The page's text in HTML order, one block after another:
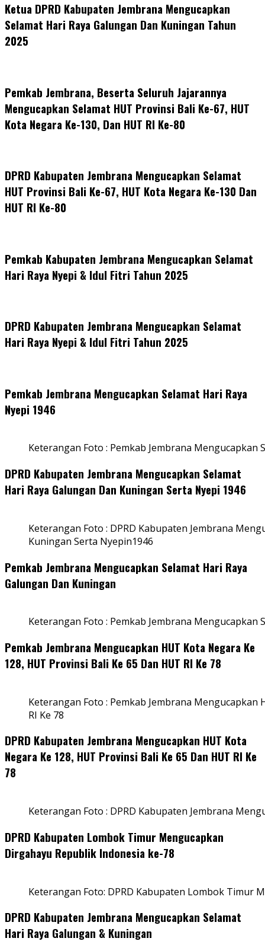
Ketua DPRD Kabupaten Jembrana Mengucapkan
Selamat Hari Raya Galungan Dan Kuningan Tahun
2025
Pemkab Jembrana, Beserta Seluruh Jajarannya
Mengucapkan Selamat HUT Provinsi Bali Ke-67, HUT
Kota Negara Ke-130, Dan HUT RI Ke-80
DPRD Kabupaten Jembrana Mengucapkan Selamat
HUT Provinsi Bali Ke-67, HUT Kota Negara Ke-130 Dan
HUT RI Ke-80
Pemkab Kabupaten Jembrana Mengucapkan Selamat
Hari Raya Nyepi & Idul Fitri Tahun 2025
DPRD Kabupaten Jembrana Mengucapkan Selamat
Hari Raya Nyepi & Idul Fitri Tahun 2025
Pemkab Jembrana Mengucapkan Selamat Hari Raya
Nyepi 1946
Keterangan Foto : Pemkab Jembrana Mengucapkan
DPRD Kabupaten Jembrana Mengucapkan Selamat
Hari Raya Galungan Dan Kuningan Serta Nyepi 1946
Keterangan Foto : DPRD Kabupaten Jembrana
Kuningan Serta Nyepin1946
Pemkab Jembrana Mengucapkan Selamat Hari Raya
Galungan Dan Kuningan
Keterangan Foto : Pemkab Jembrana Mengucapkan
Pemkab Jembrana Mengucapkan HUT Kota Negara Ke
128, HUT Provinsi Bali Ke 65 Dan HUT RI Ke 78
Keterangan Foto : Pemkab Jembrana Mengucapkan
RI Ke 78
DPRD Kabupaten Jembrana Mengucapkan HUT Kota
Negara Ke 128, HUT Provinsi Bali Ke 65 Dan HUT RI Ke
78
Keterangan Foto : DPRD Kabupaten Jembrana
DPRD Kabupaten Lombok Timur Mengucapkan
Dirgahayu Republik Indonesia ke-78
Keterangan Foto: DPRD Kabupaten Lombok Timur
DPRD Kabupaten Jembrana Mengucapkan Selamat
Hari Raya Galungan & Kuningan